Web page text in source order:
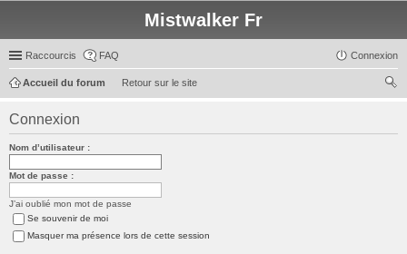
Mistwalker Fr
Raccourcis FAQ Connexion
Retour sur le site
Accueil du forum
Connexion
Nom d’utilisateur :
Mot de passe :
J’ai oublié mon mot de passe
Se souvenir de moi
Masquer ma présence lors de cette session